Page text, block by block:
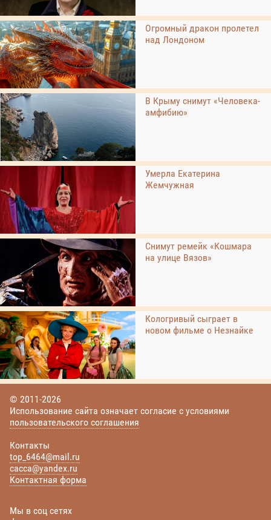
Огромный дракон пролетел
над Лондоном
В Крыму снимут «Человека-
амфибию»
Умерла Екатерина
Жемчужная
Снимут ремейк «Кошмара
на улице Вязов»
Кологривый сыграет в
новом фильме о Незнайке
© 2011-2026
Использование сайта означает согласие с условиями
пользовательского соглашения
Контакты
top_6464@mail.ru
cacca@yandex.ru
Контактная форма
Мы в соц сетях